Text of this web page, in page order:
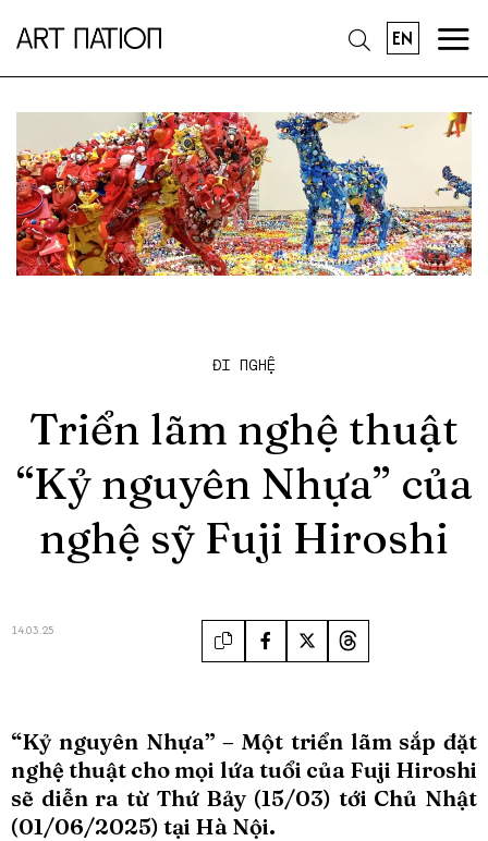
EN
ĐI NGHỆ
Triển lãm nghệ thuật
“Kỷ nguyên Nhựa” của
nghệ sỹ Fuji Hiroshi
14.03.25
“Kỷ nguyên Nhựa” – Một triển lãm sắp đặt
nghệ thuật cho mọi lứa tuổi của Fuji Hiroshi
sẽ diễn ra từ Thứ Bảy (15/03) tới Chủ Nhật
(01/06/2025) tại Hà Nội.